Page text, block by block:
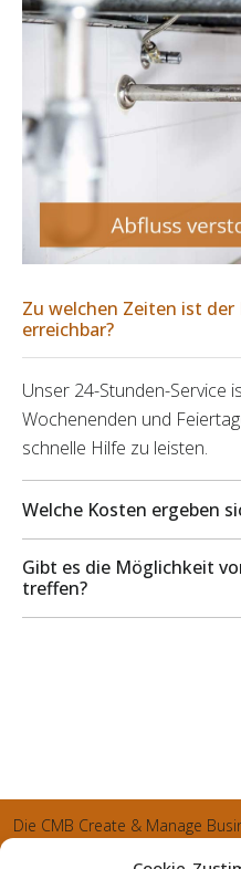
Zu welchen Zeiten ist
erreichbar?
Unser 24-Stunden-Service
Wochenenden und
schnelle Hilfe zu leisten.
Welche Kosten ergeben
Gibt es die Möglichkeit
treffen?
Die CMB Create & Manage